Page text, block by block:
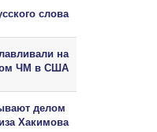
слова
на
ЧМ в США
делом
Хакимова